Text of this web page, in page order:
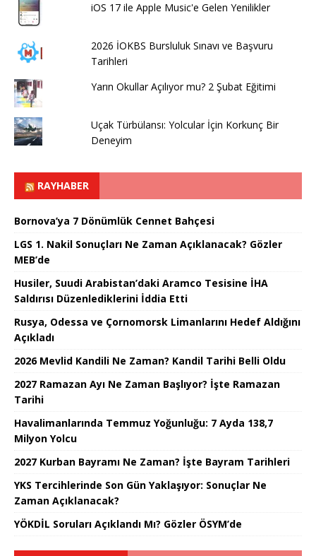
iOS 17 ile Apple Music'e Gelen Yenilikler
2026 İOKBS Bursluluk Sınavı ve Başvuru
Tarihleri
Yarın Okullar Açılıyor mu? 2 Şubat Eğitimi
Uçak Türbülansı: Yolcular İçin Korkunç Bir
Deneyim
RAYHABER
Bornova’ya 7 Dönümlük Cennet Bahçesi
LGS 1. Nakil Sonuçları Ne Zaman Açıklanacak? Gözler
MEB’de
Husiler, Suudi Arabistan’daki Aramco Tesisine İHA
Saldırısı Düzenlediklerini İddia Etti
Rusya, Odessa ve Çornomorsk Limanlarını Hedef Aldığını
Açıkladı
2026 Mevlid Kandili Ne Zaman? Kandil Tarihi Belli Oldu
2027 Ramazan Ayı Ne Zaman Başlıyor? İşte Ramazan
Tarihi
Havalimanlarında Temmuz Yoğunluğu: 7 Ayda 138,7
Milyon Yolcu
2027 Kurban Bayramı Ne Zaman? İşte Bayram Tarihleri
YKS Tercihlerinde Son Gün Yaklaşıyor: Sonuçlar Ne
Zaman Açıklanacak?
YÖKDİL Soruları Açıklandı Mı? Gözler ÖSYM’de